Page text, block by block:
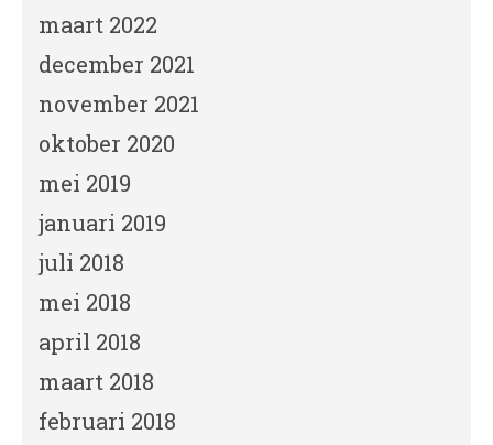
maart 2022
december 2021
november 2021
oktober 2020
mei 2019
januari 2019
juli 2018
mei 2018
april 2018
maart 2018
februari 2018